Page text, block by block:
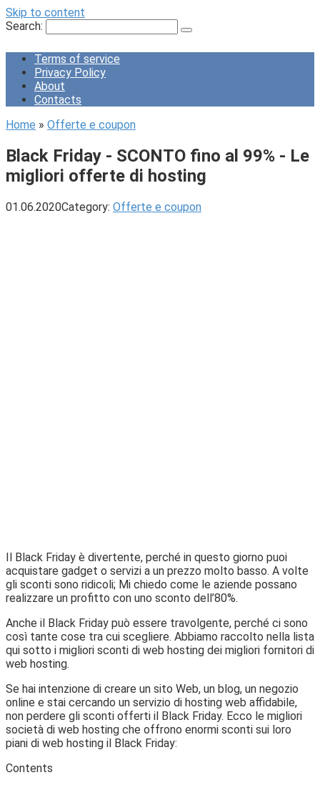
Skip to content
Search:
Terms of service
Privacy Policy
About
Contacts
Home » Offerte e coupon
Black Friday - SCONTO fino al 99% - Le
migliori offerte di hosting
01.06.2020Category: Offerte e coupon
Il Black Friday è divertente, perché in questo giorno puoi
acquistare gadget o servizi a un prezzo molto basso. A volte
gli sconti sono ridicoli; Mi chiedo come le aziende possano
realizzare un profitto con uno sconto dell’80%.
Anche il Black Friday può essere travolgente, perché ci sono
così tante cose tra cui scegliere. Abbiamo raccolto nella lista
qui sotto i migliori sconti di web hosting dei migliori fornitori di
web hosting.
Se hai intenzione di creare un sito Web, un blog, un negozio
online e stai cercando un servizio di hosting web affidabile,
non perdere gli sconti offerti il ​​Black Friday. Ecco le migliori
società di web hosting che offrono enormi sconti sui loro
piani di web hosting il Black Friday:
Contents